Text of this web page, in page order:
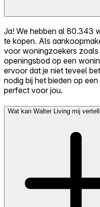
Ja! We hebben al 80.343
te kopen. Als
voor woningzoekers
openingsbod op een
ervoor dat je niet teveel
nodig bij het bieden op
perfect voor jou.
Wat kan Walter Living mij